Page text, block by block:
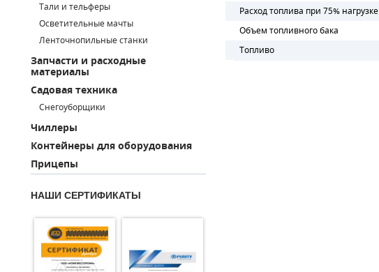
Тали и тельферы
Осветительные мачты
Ленточнопильные станки
Запчасти и расходные
материалы
Садовая техника
Снегоуборщики
Чиллеры
Контейнеры для оборудования
Прицепы
НАШИ СЕРТИФИКАТЫ
Расход топлива при 75% нагрузке
Объем топливного бака
Топливо
ДЕТАЛИ ПОРШНЕВЫХ КОМПРЕССОРОВ
ДЕТАЛИ СПИРАЛЬНЫХ КОМПРЕССОРОВ
ДЕТАЛИ НАСОСНОЙ ЧАСТИ
ДЕТАЛИ ПОГРУЖНЫХ НАСОСОВ
ШЛАНГИ ДЛЯ МОТОПОМП
ДЛЯ ВАКУУМНЫХ НАСОСОВ